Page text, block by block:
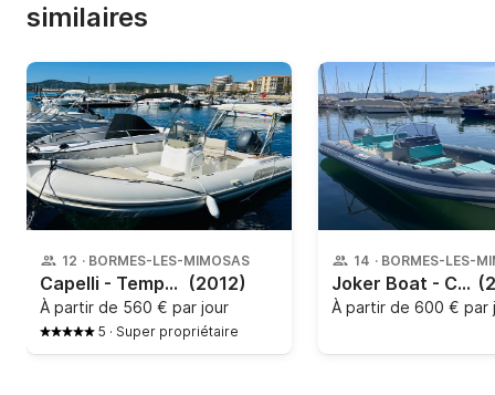
similaires
12 · BORMES-LES-MIMOSAS
Capelli - Tempest 626 (2012)
À partir de 560 € par jour
5 · Super propriétaire
14 · BORMES-LES-
Joker Boat - Clubman 26
À partir de 600 € par